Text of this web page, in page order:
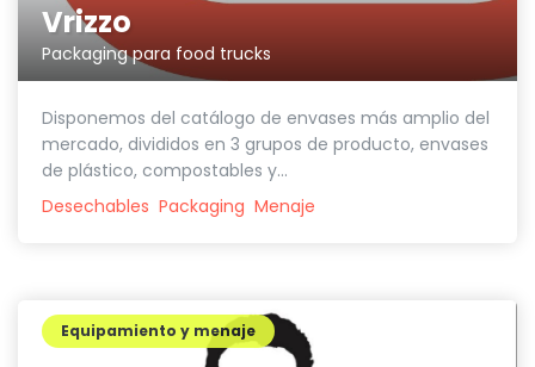
Vrizzo
Packaging para food trucks
Disponemos del catálogo de envases más amplio del
mercado, divididos en 3 grupos de producto, envases
de plástico, compostables y...
Desechables Packaging Menaje
Equipamiento y menaje